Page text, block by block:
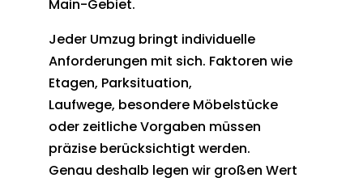
Main-Gebiet.
Jeder Umzug bringt individuelle
Anforderungen mit sich. Faktoren wie
Etagen, Parksituation,
Laufwege, besondere Möbelstücke
oder zeitliche Vorgaben müssen
präzise berücksichtigt werden.
Genau deshalb legen wir großen Wert